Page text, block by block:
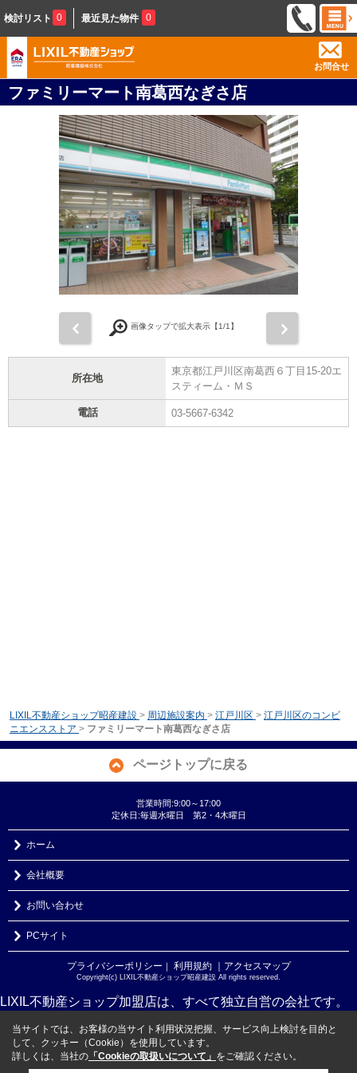
検討リスト 0 最近見た物件 0
お問合せ
ファミリーマート南葛西なぎさ店
画像タップで拡大表示【1/1】
所在地
東京都江戸川区南葛西６丁目15-20エ
スティーム・ＭＳ
電話 03-5667-6342
LIXIL不動産ショップ昭産建設 > 周辺施設案内 > 江戸川区 > 江戸川区のコンビ
ニエンスストア > ファミリーマート南葛西なぎさ店
ページトップに戻る
営業時間:9:00～17:00
定休日:毎週水曜日 第2・4木曜日
ホーム
会社概要
お問い合わせ
PCサイト
プライバシーポリシー ｜ 利用規約 ｜アクセスマップ
Copyright(c) LIXIL不動産ショップ昭産建設 All rights reserved.
LIXIL不動産ショップ加盟店は、すべて独立自営の会社です。
当サイトでは、お客様の当サイト利用状況把握、サービス向上検討を目的と
して、クッキー（Cookie）を使用しています。
詳しくは、当社の 「Cookieの取扱いについて」 をご確認ください。